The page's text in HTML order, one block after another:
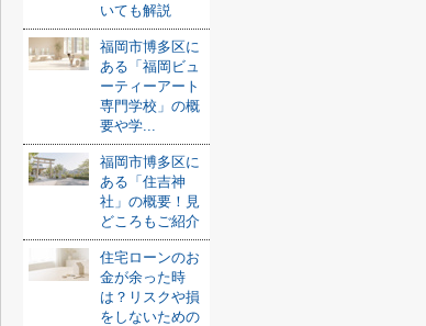
いても解説
福岡市博多区に
ある「福岡ビュ
ーティーアート
専門学校」の概
要や学...
福岡市博多区に
ある「住吉神
社」の概要！見
どころもご紹介
住宅ローンのお
金が余った時
は？リスクや損
をしないための